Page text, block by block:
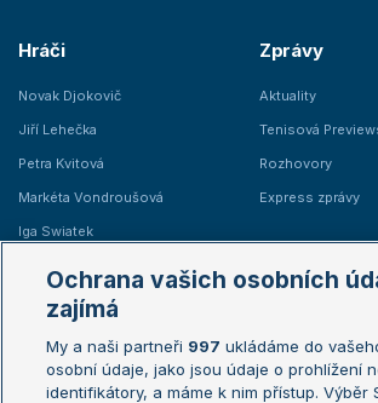
Hráči
Novak Djokovič
Jiří Lehečka
Petra Kvitová
Markéta Vondroušová
Iga Swiatek
Zprávy
Aktuality
Tenisová
Rozhovory
Express zprávy
Žebříčky
Žebříček ATP (muži)
Žebříček WTA (ženy)
Australian Open
French Open
Ochrana vašich osobních
zajímá
My a naši partneři 997 ukládáme do
osobní údaje, jako jsou údaje o prohlížení
identifikátory, a máme k nim přístup. Výběr